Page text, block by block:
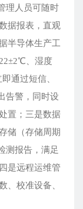
理人员可随时
据报表，直观
半导体生产工
、湿度
通过短信、
告警，同时设
置；三是数据
储（存储周期
测报告，满足
是远程运维管
、校准设备、